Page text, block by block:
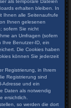
als temporäre Dateien
erhalten bleiben. In
Ihnen alle Seitenaufrufe
Ihnen gelesenen
sofern Sie nicht
an Umfragen (sofern
Ihre Benutzer-ID, ein
Die Cookies haben
können Sie jederzeit
Registrierung, in Ihrem
Registrierung sind
Adresse und ein
Daten als notwendig
ersichtlich.
so werden die dort